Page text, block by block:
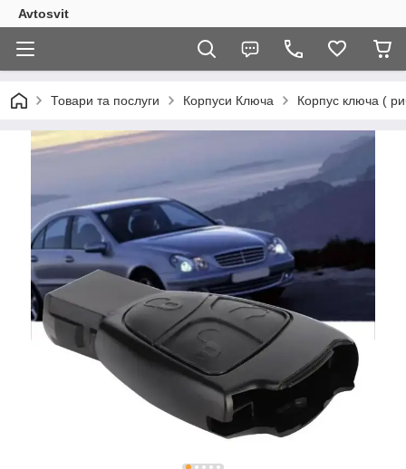
Avtosvit
Товари та послуги Корпуси Ключа Корпус ключа (